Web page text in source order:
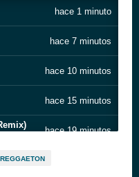
hace 1 minuto
hace 7 minutos
hace 10 minutos
hace 15 minutos
hace 19 minutos
REGGAETON